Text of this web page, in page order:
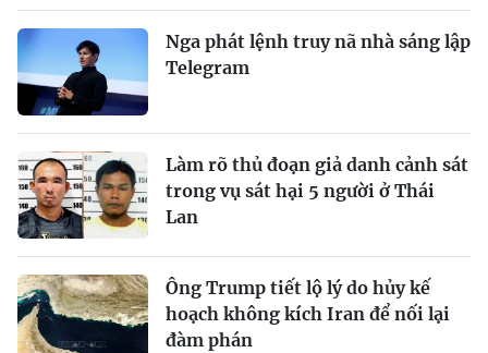
Nga phát lệnh truy nã nhà sáng lập
Telegram
Làm rõ thủ đoạn giả danh cảnh sát
trong vụ sát hại 5 người ở Thái
Lan
Ông Trump tiết lộ lý do hủy kế
hoạch không kích Iran để nối lại
đàm phán